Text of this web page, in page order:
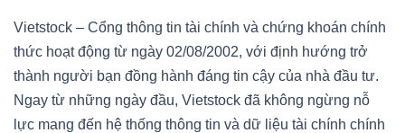
Vietstock – Cổng thông tin tài chính và chứng khoán chính
thức hoạt động từ ngày 02/08/2002, với định hướng trở
thành người bạn đồng hành đáng tin cậy của nhà đầu tư.
Ngay từ những ngày đầu, Vietstock đã không ngừng nỗ
lực mang đến hệ thống thông tin và dữ liệu tài chính chính